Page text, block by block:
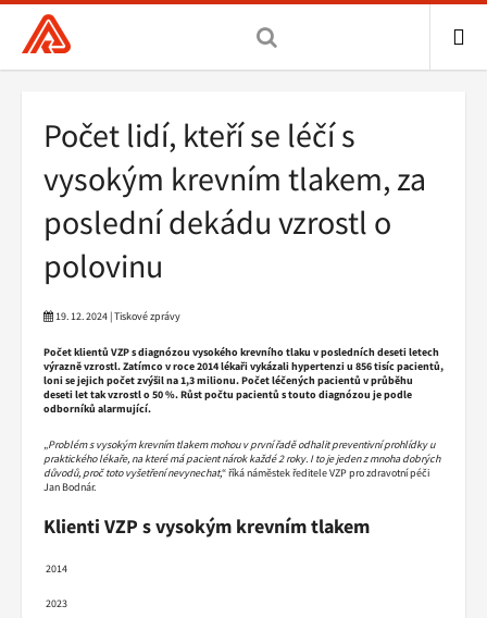
Všeobecná
zdravotní
hlavní
Drobečková
navigace
Počet lidí, kteří se léčí s
vysokým krevním tlakem, za
poslední dekádu vzrostl o
polovinu
19. 12. 2024 | Tiskové zprávy
Počet klientů VZP s diagnózou vysokého krevního tlaku v posledních deseti letech
výrazně vzrostl. Zatímco v roce 2014 lékaři vykázali hypertenzi u 856 tisíc pacientů,
loni se jejich počet zvýšil na 1,3 milionu. Počet léčených pacientů v průběhu
deseti let tak vzrostl o 50 %. Růst počtu pacientů s touto diagnózou je podle
odborníků alarmující.
„Problém s vysokým krevním tlakem mohou v první řadě odhalit preventivní prohlídky u
praktického lékaře, na které má pacient nárok každé 2 roky. I to je jeden z mnoha dobrých
důvodů, proč toto vyšetření nevynechat,“ říká náměstek ředitele VZP pro zdravotní péči
Jan Bodnár.
Klienti VZP s vysokým krevním tlakem
2014
2023